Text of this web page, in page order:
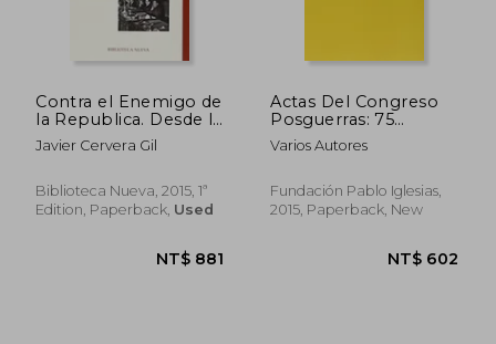
Contra el Enemigo de
la Republica. Desde la
Leyy (in Spanish)
Javier Cervera Gil
Biblioteca Nueva, 2015, 1ª
Edition, Paperback, Used
Actas Del Congreso
Posguerras: 75
Aniversario Del Fin De
La Guerra Civil
Varios Autores
Fundación Pablo Iglesias,
2015, Paperback, New